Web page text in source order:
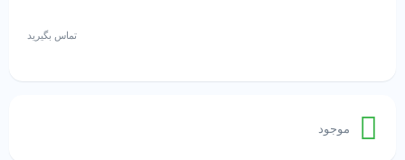
تماس بگیرید
موجود